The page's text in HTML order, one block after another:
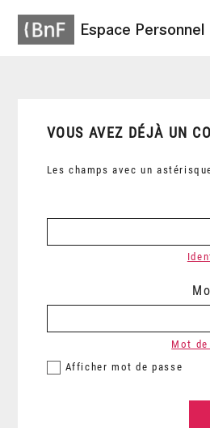
Espace Personnel
VOUS AVEZ DÉJÀ UN
Les champs avec un
Afficher mot de passe
Mot